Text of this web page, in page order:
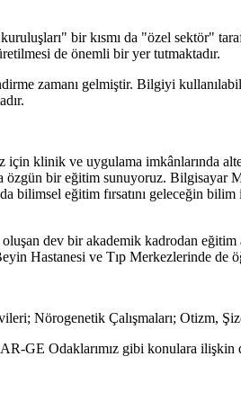
bir kısmı da "özel sektör"
de önemli bir yer tutmaktadır.
zamanı gelmiştir. Bilgiyi
için klinik ve uygulama imkânlarında
bir eğitim sunuyoruz. Bilgisayar
bilimsel eğitim fırsatını geleceğin
dev bir akademik kadrodan
Hastanesi ve Tıp Merkezlerinde de
Nörogenetik Çalışmaları; Otizm,
GE Odaklarımız gibi konulara